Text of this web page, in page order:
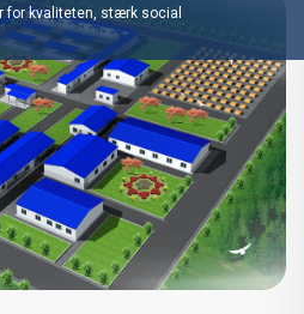
for kvaliteten, stærk social